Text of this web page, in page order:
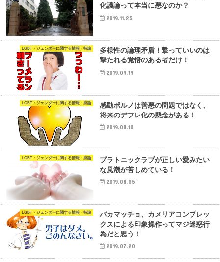
化議論って本当に悪なのか？
2019.11.25
LGBT・ジェンダーに関する情報・持論
多様性の論理矛盾！撃っていいのは
撃たれる覚悟のある者だけ！
2019.09.19
LGBT・ジェンダーに関する情報・持論
感動ポルノは善悪の問題ではなく、
将来のデフレ化の懸念がある！
2019.08.10
LGBT・ジェンダーに関する情報・持論
プラトニックラブが正しい愛みたい
な風潮が苦しめている！
2019.08.05
LGBT・ジェンダーに関する情報・持論
バカマッチョ、カメリアコンプレッ
クスによる印象操作ってマジ迷惑行
為だと思う！
2019.07.20